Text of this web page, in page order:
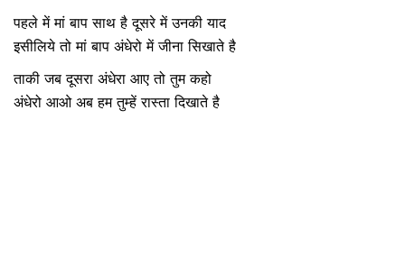
पहले में मां बाप साथ है दूसरे में उनकी याद
इसीलिये तो मां बाप अंधेरो में जीना सिखाते है
ताकी जब दूसरा अंधेरा आए तो तुम कहो
अंधेरो आओ अब हम तुम्हें रास्ता दिखाते है